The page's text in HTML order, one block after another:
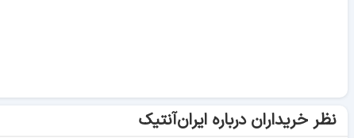
نظر خریداران درباره ایران‌آنتیک